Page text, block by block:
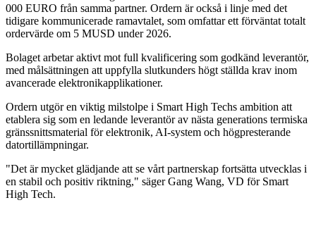
000 EURO från samma partner. Ordern är också i linje med det
tidigare kommunicerade ramavtalet, som omfattar ett förväntat totalt
ordervärde om 5 MUSD under 2026.
Bolaget arbetar aktivt mot full kvalificering som godkänd leverantör,
med målsättningen att uppfylla slutkunders högt ställda krav inom
avancerade elektronikapplikationer.
Ordern utgör en viktig milstolpe i Smart High Techs ambition att
etablera sig som en ledande leverantör av nästa generations termiska
gränssnittsmaterial för elektronik, AI-system och högpresterande
datortillämpningar.
"Det är mycket glädjande att se vårt partnerskap fortsätta utvecklas i
en stabil och positiv riktning," säger Gang Wang, VD för Smart
High Tech.